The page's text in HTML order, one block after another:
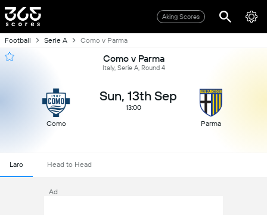
Aking Scores
Football Serie A Como v Parma
Como v Parma
Italy, Serie A, Round 4
Como
Sun, 13th Sep
13:00
Parma
Laro Head to Head
Ad